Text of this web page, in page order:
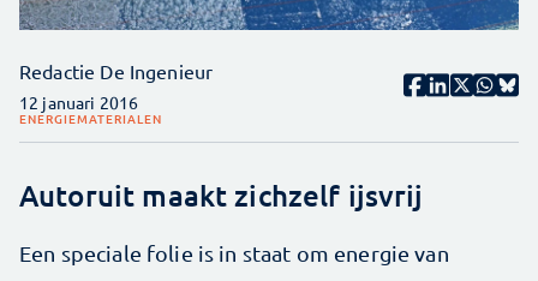
Redactie De Ingenieur
12 januari 2016
ENERGIEMATERIALEN
Autoruit maakt zichzelf ijsvrij
Een speciale folie is in staat om energie van